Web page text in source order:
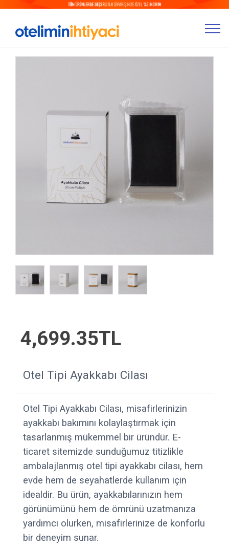
Otel Tipi Ayakkabı Cilası
Otel Tipi Ayakkabı Cilası, misafirlerinizin
ayakkabı bakımını kolaylaştırmak için
tasarlanmış mükemmel bir üründür. E-
ticaret sitemizde sunduğumuz titizlikle
ambalajlanmış otel tipi ayakkabı cilası, hem
evde hem de seyahatlerde kullanım için
idealdir. Bu ürün, ayakkabılarınızın hem
görünümünü hem de ömrünü uzatmanıza
yardımcı olurken, misafirlerinize de konforlu
bir deneyim sunar.
4,699.35TL